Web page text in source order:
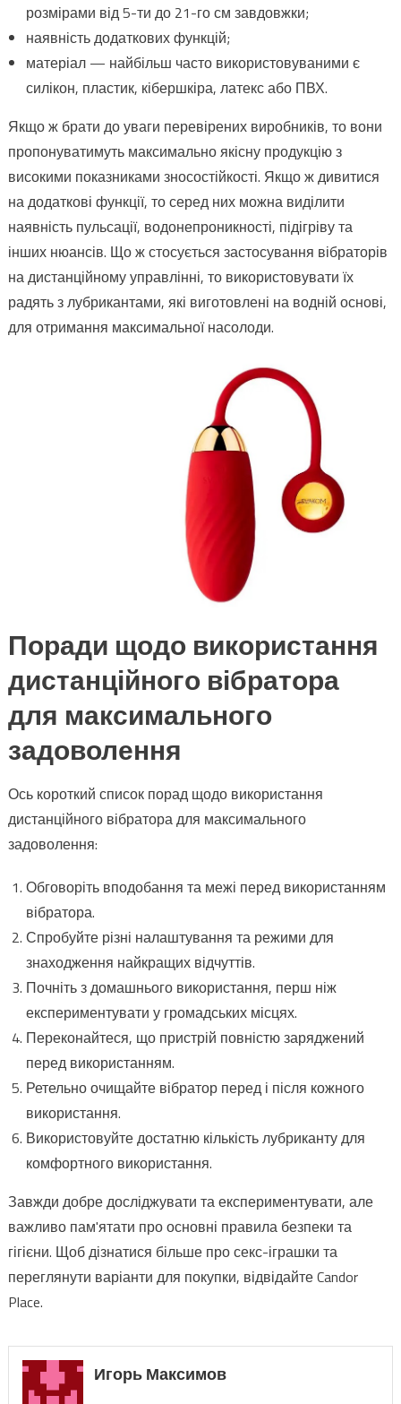
розмірами від 5-ти до 21-го см завдовжки;
наявність додаткових функцій;
матеріал — найбільш часто використовуваними є
силікон, пластик, кібершкіра, латекс або ПВХ.
Якщо ж брати до уваги перевірених виробників, то вони
пропонуватимуть максимально якісну продукцію з
високими показниками зносостійкості. Якщо ж дивитися
на додаткові функції, то серед них можна виділити
наявність пульсації, водонепроникності, підігріву та
інших нюансів. Що ж стосується застосування вібраторів
на дистанційному управлінні, то використовувати їх
радять з лубрикантами, які виготовлені на водній основі,
для отримання максимальної насолоди.
Поради щодо використання
дистанційного вібратора
для максимального
задоволення
Ось короткий список порад щодо використання
дистанційного вібратора для максимального
задоволення:
Обговоріть вподобання та межі перед використанням
вібратора.
Спробуйте різні налаштування та режими для
знаходження найкращих відчуттів.
Почніть з домашнього використання, перш ніж
експериментувати у громадських місцях.
Переконайтеся, що пристрій повністю заряджений
перед використанням.
Ретельно очищайте вібратор перед і після кожного
використання.
Використовуйте достатню кількість лубриканту для
комфортного використання.
Завжди добре досліджувати та експериментувати, але
важливо пам'ятати про основні правила безпеки та
гігієни. Щоб дізнатися більше про секс-іграшки та
переглянути варіанти для покупки, відвідайте Candor
Place.
Игорь Максимов